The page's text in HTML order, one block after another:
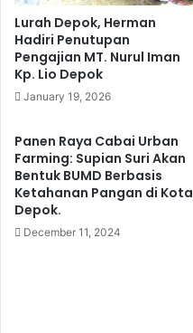
Lurah Depok, Herman
Hadiri Penutupan
Pengajian MT. Nurul Iman
Kp. Lio Depok
January 19, 2026
Panen Raya Cabai Urban
Farming: Supian Suri Akan
Bentuk BUMD Berbasis
Ketahanan Pangan di Kota
Depok.
December 11, 2024